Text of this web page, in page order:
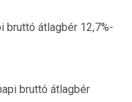
bruttó átlagbér 12,7%-
bruttó átlagbér